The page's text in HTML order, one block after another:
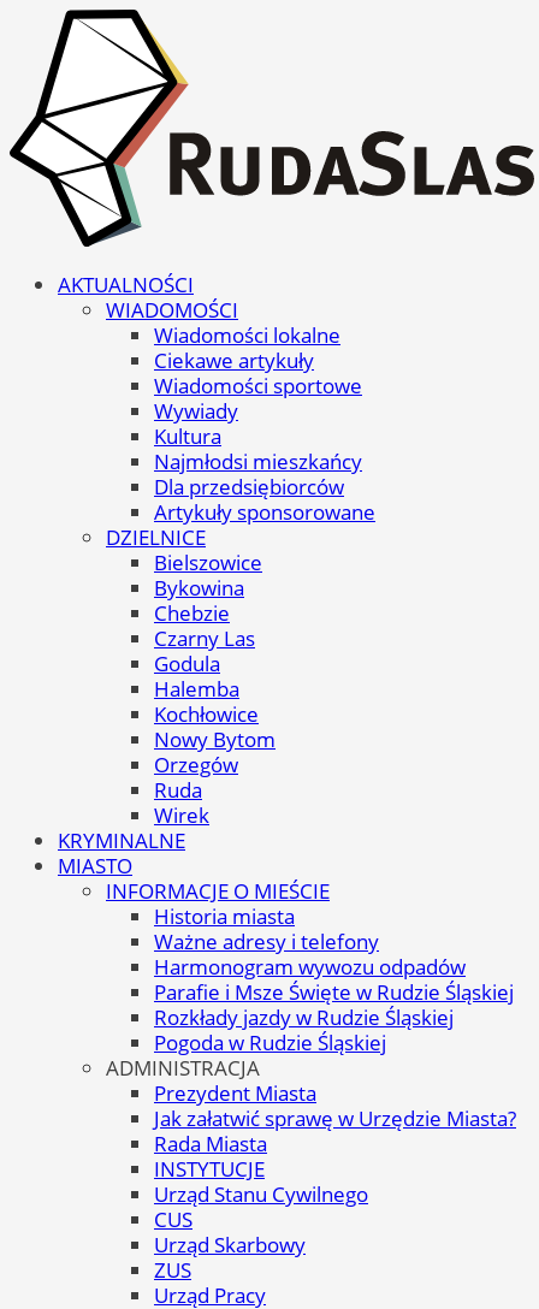
AKTUALNOŚCI
WIADOMOŚCI
Wiadomości lokalne
Ciekawe artykuły
Wiadomości sportowe
Wywiady
Kultura
Najmłodsi mieszkańcy
Dla przedsiębiorców
Artykuły sponsorowane
DZIELNICE
Bielszowice
Bykowina
Chebzie
Czarny Las
Godula
Halemba
Kochłowice
Nowy Bytom
Orzegów
Ruda
Wirek
KRYMINALNE
MIASTO
INFORMACJE O MIEŚCIE
Historia miasta
Ważne adresy i telefony
Harmonogram wywozu odpadów
Parafie i Msze Święte w Rudzie Śląskiej
Rozkłady jazdy w Rudzie Śląskiej
Pogoda w Rudzie Śląskiej
ADMINISTRACJA
Prezydent Miasta
Jak załatwić sprawę w Urzędzie Miasta?
Rada Miasta
INSTYTUCJE
Urząd Stanu Cywilnego
CUS
Urząd Skarbowy
ZUS
Urząd Pracy